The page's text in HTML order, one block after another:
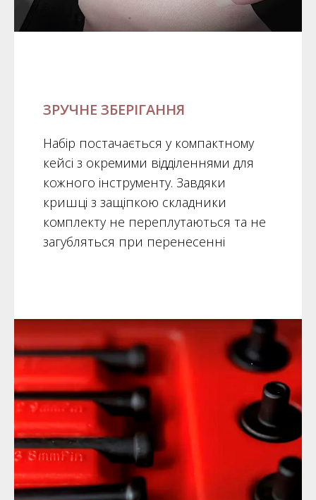
ЗРУЧНЕ ЗБЕРІГАННЯ
Набір постачається у компактному
кейсі з окремими відділеннями для
кожного інструменту. Завдяки
кришці з защіпкою складники
комплекту не переплутаються та не
загубляться при перенесенні